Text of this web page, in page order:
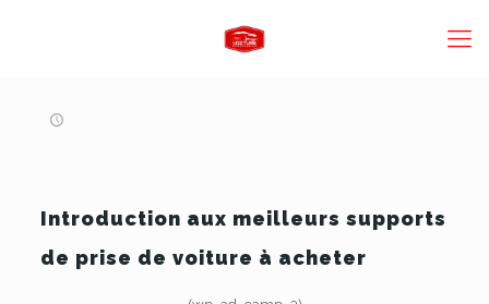
Introduction aux meilleurs supports
de prise de voiture à acheter